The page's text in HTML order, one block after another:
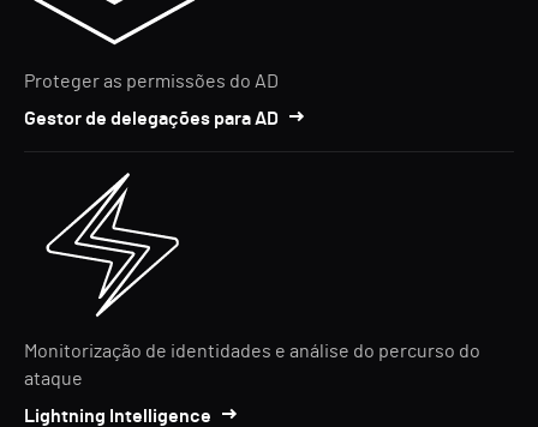
Proteger as permissões do AD
Gestor de delegações para AD
Monitorização de identidades e análise do percurso do
ataque
Lightning Intelligence